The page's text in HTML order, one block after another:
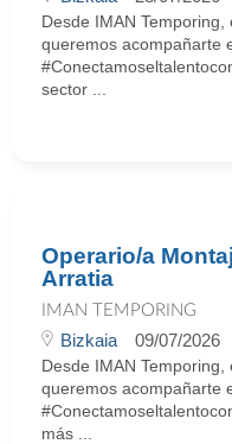
Desde IMAN Temporing,
queremos acompañarte
sector ...
Operario/a
Arratia
IMAN TEMPORING
Bizkaia 09/07/2026
Desde IMAN Temporing,
queremos acompañarte
más ...